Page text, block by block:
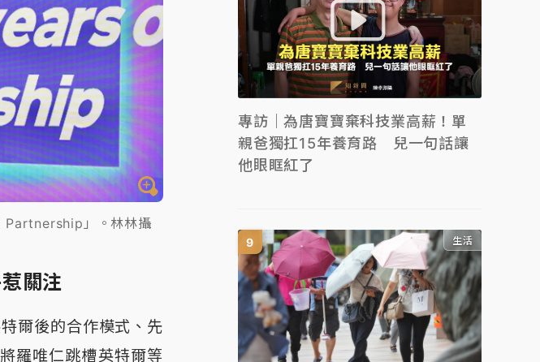
Partnership」。林林攝
關注
爾後的合作模式、先
羅唯仁跳槽英特爾等
專訪｜為唐寶寶棄科技業高薪！單
親爸獨扛15年養育路 兒一句話讓
他眼眶紅了
生活